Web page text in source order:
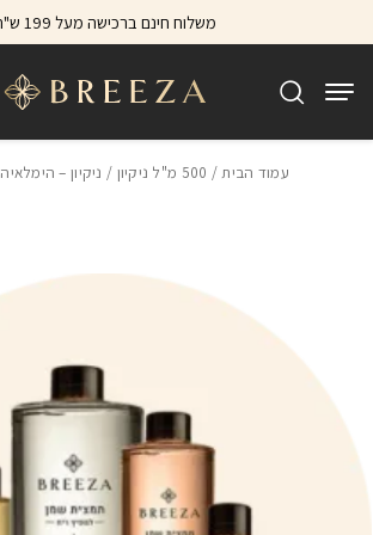
משלוח חינם ברכישה מעל 199 ש"ח
עמוד הבית/ 500 מ"ל ניקיון / ניקיון – הימלאיה 500 מ”ל***